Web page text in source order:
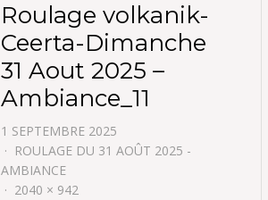
Roulage volkanik-
Ceerta-Dimanche
31 Aout 2025 –
Ambiance_11
1 SEPTEMBRE 2025
ROULAGE DU 31 AOÛT 2025 -
AMBIANCE
2040 × 942